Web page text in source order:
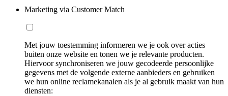
Marketing via Customer Match
Met jouw toestemming informeren we je ook over acties
buiten onze website en tonen we je relevante producten.
Hiervoor synchroniseren we jouw gecodeerde persoonlijke
gegevens met de volgende externe aanbieders en gebruiken
we hun online reclamekanalen als je al gebruik maakt van hun
diensten: